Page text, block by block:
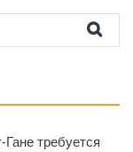
требуется